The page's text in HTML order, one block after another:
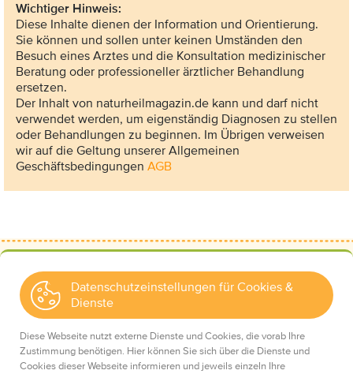
Wichtiger Hinweis:
Diese Inhalte dienen der Information und Orientierung.
Sie können und sollen unter keinen Umständen den
Besuch eines Arztes und die Konsultation medizinischer
Beratung oder professioneller ärztlicher Behandlung
ersetzen.
Der Inhalt von naturheilmagazin.de kann und darf nicht
verwendet werden, um eigenständig Diagnosen zu stellen
oder Behandlungen zu beginnen. Im Übrigen verweisen
wir auf die Geltung unserer Allgemeinen
Geschäftsbedingungen AGB
Mediadaten
Datenschutzeinstellungen für Cookies &
Dienste
Diese Webseite nutzt externe Dienste und Cookies, die vorab Ihre
Zustimmung benötigen. Hier können Sie sich über die Dienste und
Cookies dieser Webseite informieren und jeweils einzeln Ihre